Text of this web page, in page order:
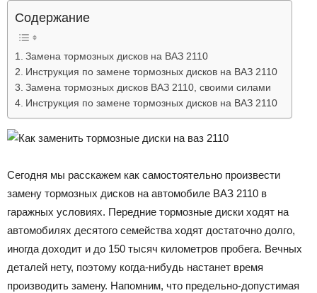
Содержание
Замена тормозных дисков на ВАЗ 2110
Инструкция по замене тормозных дисков на ВАЗ 2110
Замена тормозных дисков ВАЗ 2110, своими силами
Инструкция по замене тормозных дисков на ВАЗ 2110
Сегодня мы расскажем как самостоятельно произвести
замену тормозных дисков на автомобиле ВАЗ 2110 в
гаражных условиях. Передние тормозные диски ходят на
автомобилях десятого семейства ходят достаточно долго,
иногда доходит и до 150 тысяч километров пробега. Вечных
деталей нету, поэтому когда-нибудь настанет время
производить замену. Напомним, что предельно-допустимая